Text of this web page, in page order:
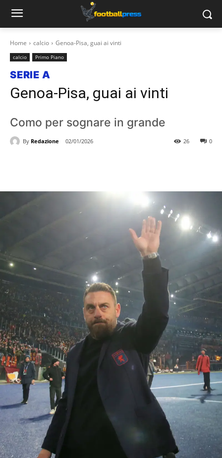
Home calcio Genoa-Pisa, guai ai vinti
calcio Primo Piano
SERIE A
Genoa-Pisa, guai ai vinti
Como per sognare in grande
By Redazione 02/01/2026 0
26